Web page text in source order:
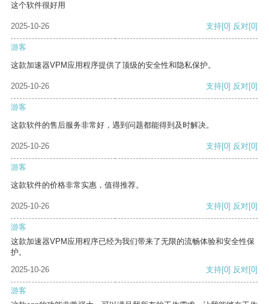
这个软件很好用
2025-10-26 支持[0] 反对[0]
游客
这款加速器VPM应用程序提供了顶级的安全性和隐私保护。
2025-10-26 支持[0] 反对[0]
游客
这款软件的售后服务非常好，遇到问题都能得到及时解决。
2025-10-26 支持[0] 反对[0]
游客
这款软件的价格非常实惠，值得推荐。
2025-10-26 支持[0] 反对[0]
游客
这款加速器VPM应用程序已经为我们带来了无限的流畅体验和安全性保
护。
2025-10-26
支持[0] 反对[0]
游客